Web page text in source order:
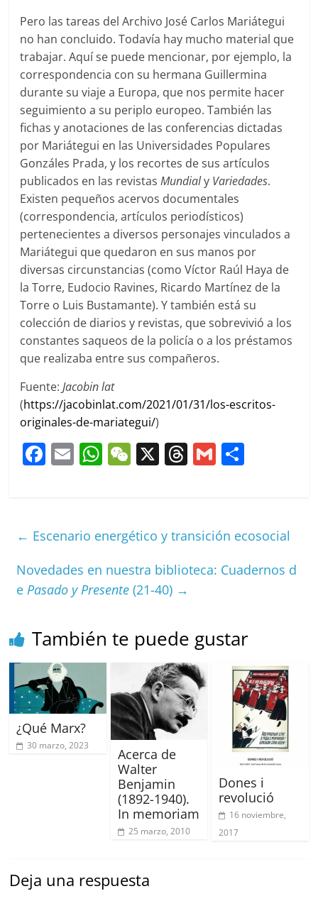
Pero las tareas del Archivo José Carlos Mariátegui
no han concluido. Todavía hay mucho material que
trabajar. Aquí se puede mencionar, por ejemplo, la
correspondencia con su hermana Guillermina
durante su viaje a Europa, que nos permite hacer
seguimiento a su periplo europeo. También las
fichas y anotaciones de las conferencias dictadas
por Mariátegui en las Universidades Populares
Gonzáles Prada, y los recortes de sus artículos
publicados en las revistasMundialy Variedades.
Existen pequeños acervos documentales
(correspondencia, artículos periodísticos)
pertenecientes a diversos personajes vinculados a
Mariátegui que quedaron en sus manos por
diversas circunstancias (como Víctor Raúl Haya de
la Torre, Eudocio Ravines, Ricardo Martínez de la
Torre o Luis Bustamante). Y también está su
colección de diarios y revistas, que sobrevivió a los
constantes saqueos de la policía o a los préstamos
que realizaba entre sus compañeros.
Fuente:Jacobin lat
(https://jacobinlat.com/2021/01/31/los-escritos-
originales-de-mariategui/)
F
b
o
o
E W
A
p
p
W
at
X T
d
s
G
ar
tir
← Escenario energético y transición ecosocial
Novedades en nuestra biblioteca: Cuadernos d
e Pasado y Presente (21-40) →
También te puede gustar
¿Qué Marx?
30 marzo, 2023
Acerca de
Walter
Benjamin
(1892-1940).
In memoriam
25 marzo, 2010
Dones i
revolució
16 noviembre,
2017
Deja una respuesta